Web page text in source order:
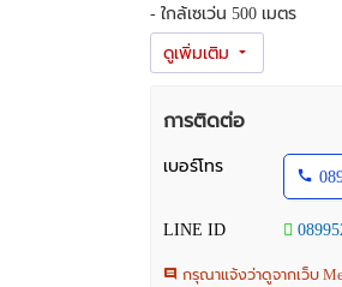
- ใกล้เซเว่น 500 เมตร
ขาย 1,880,000 บาท
เครื่องทำน้ำอุ่น
สนใจติดต่อ คุณปุ้ย
โทร : 0899524430
การติดต่อ
เบอร์โทร
LINE ID
กรุณาแจ้งว่าดูจากเว็บ